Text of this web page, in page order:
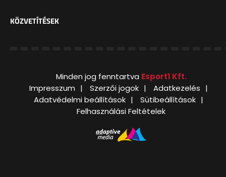
KÖZVETÍTÉSEK
Minden jog fenntartva Esport1 Kft.
Impresszum
Szerzői jogok
Adatkezelés
Adatvédelmi beállítások
Sütibeállítások
Felhasználási Feltételek